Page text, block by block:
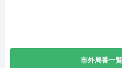
市外局番一